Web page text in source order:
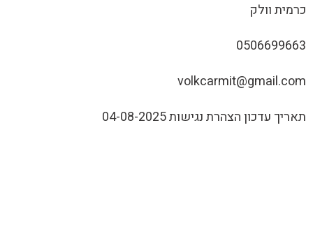
כרמית וולק
0506699663
volkcarmit@gmail.com
תאריך עדכון הצהרת נגישות 04-08-2025